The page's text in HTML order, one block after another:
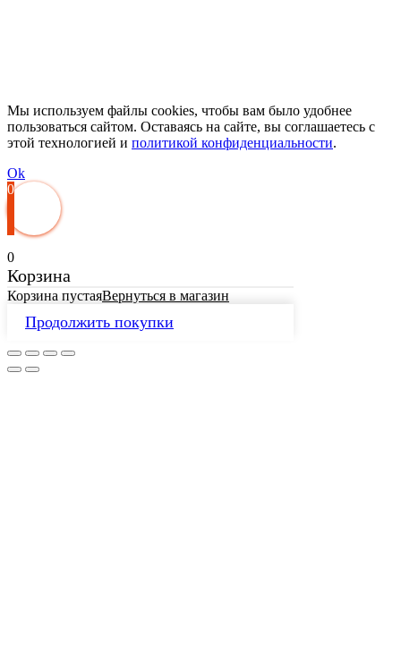
Мы используем файлы cookies, чтобы вам было удобнее
пользоваться сайтом. Оставаясь на сайте, вы соглашаетесь с
этой технологией и политикой конфиденциальности.
Ok
0
0
Корзина
Корзина пустаяВернуться в магазин
Продолжить покупки